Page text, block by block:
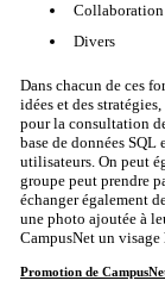
Collaboration
Divers
Dans chacun de ces
idées et des
pour la consultation
base de données
utilisateurs. On peut
groupe peut prendre
échanger également
une photo ajoutée à
CampusNet un
Promotion de